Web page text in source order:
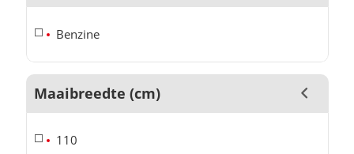
Benzine
Maaibreedte (cm)
110